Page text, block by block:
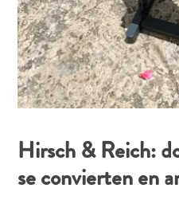
boho
a
restaurantes
con
arte:
mi
creativa
Curaçao
Hirsch & Reich:
se convierten en